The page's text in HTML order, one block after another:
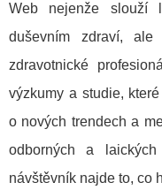
Web nejenže slouží
duševním zdraví,
zdravotnické
výzkumy a studie,
o nových trendech a
odborných a
návštěvník najde to, co